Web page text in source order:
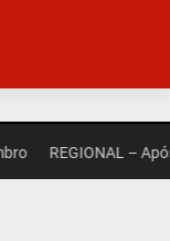
REGIONAL – Após